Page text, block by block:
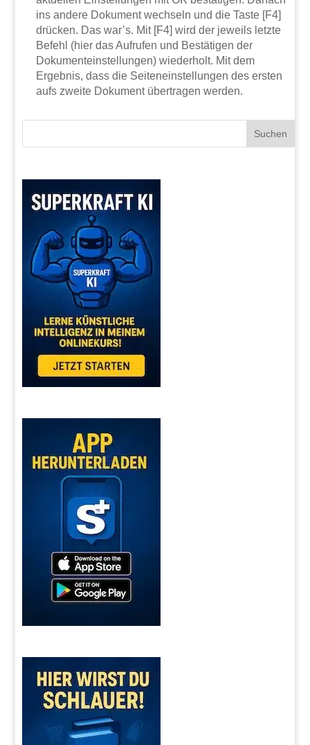
ins andere Dokument wechseln und die Taste [F4]
drücken. Das war’s. Mit [F4] wird der jeweils letzte
Befehl (hier das Aufrufen und Bestätigen der
Dokumenteinstellungen) wiederholt. Mit dem
Ergebnis, dass die Seiteneinstellungen des ersten
aufs zweite Dokument übertragen werden.